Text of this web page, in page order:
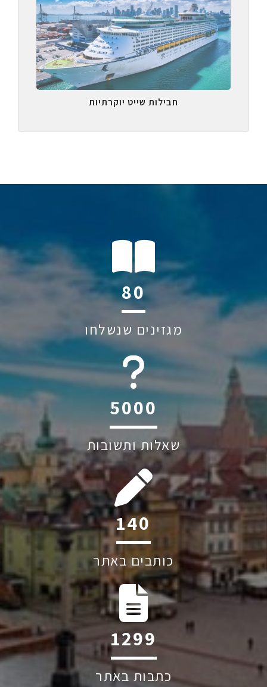
חבילות שייט יוקרתיות
116
מגזינים שנשלחו
6044
שאלות ותשובות
202
כותבים באתר
1884
כתבות באתר